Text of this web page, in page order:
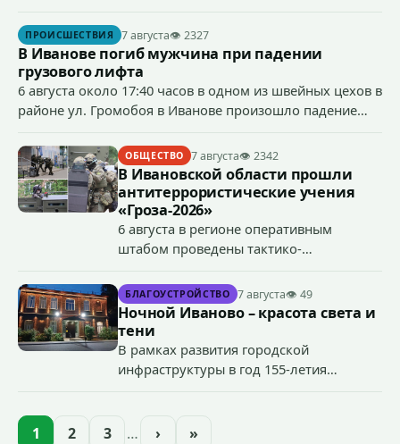
сумму более 4,4 млн рублей через маркетплейс.
ПРОИСШЕСТВИЯ 7 августа👁 2327
В Иванове погиб мужчина при падении
грузового лифта
6 августа около 17:40 часов в одном из швейных цехов в
районе ул. Громобоя в Иванове произошло падение
ОБЩЕСТВО 7 августа👁 2342
В Ивановской области прошли
антитеррористические учения
«Гроза-2026»
6 августа в регионе оперативным
штабом проведены тактико-
террористического акта на объекте
органов государственной власти.
«Гроза-2026».
БЛАГОУСТРОЙСТВО 7 августа👁 49
Ночной Иваново – красота света и
тени
В рамках развития городской
инфраструктуры в год 155-летия
проекта подсветки исторических
1 2 3 … › »